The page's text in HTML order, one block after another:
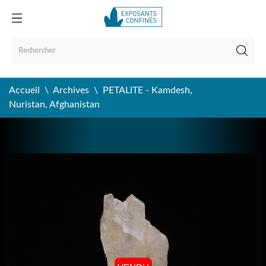
Accueil Archives
PETALITE - Kamdesh,
Nuristan, Afghanistan